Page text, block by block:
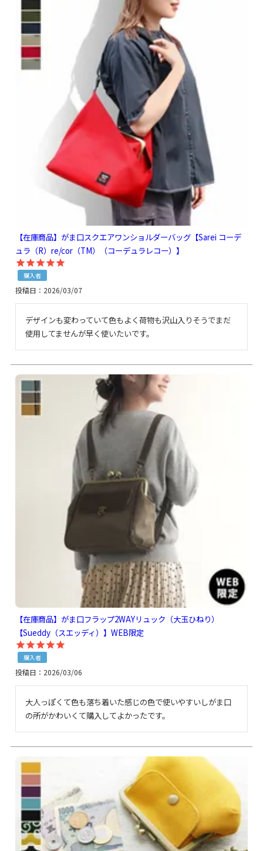
【在庫商品】がま口スクエアワンショルダーバッグ【Sarei コーデ
ュラ（R）re/cor（TM）（コーデュラレコー）】
購入者
投稿日 2026/03/07
デザインも変わっていて色もよく荷物も沢山入りそうでまだ
使用してませんが早く使いたいです。
【在庫商品】がま口フラップ2WAYリュック（大玉ひねり）
【Sueddy（スエッディ）】WEB限定
購入者
投稿日 2026/03/06
大人っぽくて色も落ち着いた感じの色で使いやすいしがま口
の所がかわいくて購入してよかったです。